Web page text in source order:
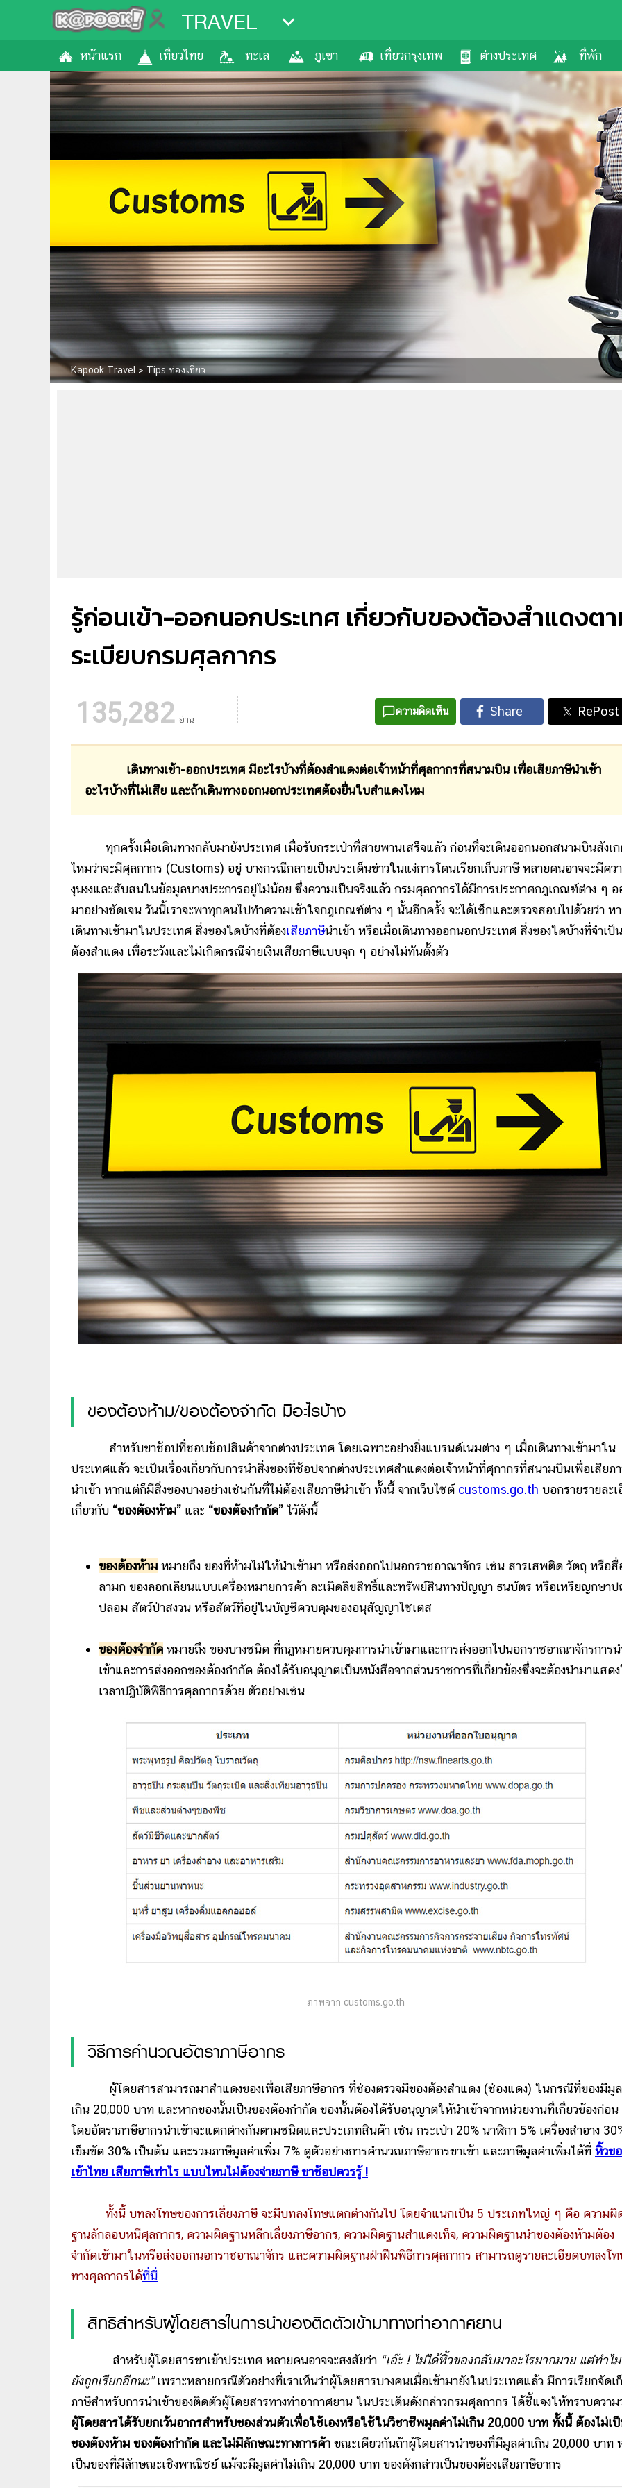
TRAVEL
หน้าแรก เที่ยวไทย ทะเล ภูเขา เที่ยวกรุงเทพ ต่างประเทศ ที่พัก
Kapook Travel > Tips ท่องเที่ยว
รู้ก่อนเข้า-ออกนอกประเทศ เกี่ยวกับของต้องสำแดงต
ระเบียบกรมศุลกากร
135,282 อ่าน
ความคิดเห็น
เดินทางเข้า-ออกประเทศ มีอะไรบ้างที่ต้องสำแดงต่อเจ้าหน้าที่ศุลกากรที่สนามบิน เพื่อเสียภาษีนำเข้า
อะไรบ้างที่ไม่เสีย และถ้าเดินทางออกนอกประเทศต้องยื่นใบสำแดงไหม
ทุกครั้งเมื่อเดินทางกลับมายังประเทศ เมื่อรับกระเป๋าที่สายพานเสร็จแล้ว ก่อนที่จะเดินออกนอกสนามบินสังเ
ไหมว่าจะมีศุลกากร (Customs) อยู่ บางกรณีกลายเป็นประเด็นข่าวในแง่การโดนเรียกเก็บภาษี หลายคนอาจจะมีคว
งุนงงและสับสนในข้อมูลบางประการอยู่ไม่น้อย ซึ่งความเป็นจริงแล้ว กรมศุลกากรได้มีการประกาศกฎเกณฑ์ต่าง ๆ อ
มาอย่างชัดเจน วันนี้เราจะพาทุกคนไปทำความเข้าใจกฎเกณฑ์ต่าง ๆ นั้นอีกครั้ง จะได้เช็กและตรวจสอบไปด้วยว่า ห
เดินทางเข้ามาในประเทศ สิ่งของใดบ้างที่ต้องเสียภาษีนำเข้า หรือเมื่อเดินทางออกนอกประเทศ สิ่งของใดบ้างที่จำเป็น
ต้องสำแดง เพื่อระวังและไม่เกิดกรณีจ่ายเงินเสียภาษีแบบจุก ๆ อย่างไม่ทันตั้งตัว
ของต้องห้าม/ของต้องจำกัด มีอะไรบ้าง
สำหรับขาช้อปที่ชอบช้อปสินค้าจากต่างประเทศ โดยเฉพาะอย่างยิ่งแบรนด์เนมต่าง ๆ เมื่อเดินทางเข้ามาใน
ประเทศแล้ว จะเป็นเรื่องเกี่ยวกับการนำสิ่งของที่ช้อปจากต่างประเทศสำแดงต่อเจ้าหน้าที่ศุกากรที่สนามบินเพื่อเสียภ
นำเข้า หากแต่ก็มีสิ่งของบางอย่างเช่นกันที่ไม่ต้องเสียภาษีนำเข้า ทั้งนี้ จากเว็บไซต์ customs.go.th บอกรายรายละ
เกี่ยวกับ “ของต้องห้าม” และ “ของต้องกำกัด” ไว้ดังนี้
ของต้องห้าม หมายถึง ของที่ห้ามไม่ให้นำเข้ามา หรือส่งออกไปนอกราชอาณาจักร เช่น สารเสพติด วัตถุ หรือสื่
ลามก ของลอกเลียนแบบเครื่องหมายการค้า ละเมิดลิขสิทธิ์และทรัพย์สินทางปัญญา ธนบัตร หรือเหรียญกษา
ปลอม สัตว์ป่าสงวน หรือสัตว์ที่อยู่ในบัญชีควบคุมของอนุสัญญาไซเตส
ของต้องจำกัด หมายถึง ของบางชนิด ที่กฎหมายควบคุมการนำเข้ามาและการส่งออกไปนอกราชอาณาจักรการน
เข้าและการส่งออกของต้องกำกัด ต้องได้รับอนุญาตเป็นหนังสือจากส่วนราชการที่เกี่ยวข้องซึ่งจะต้องนำมาแสด
เวลาปฏิบัติพิธีการศุลกากรด้วย ตัวอย่างเช่น
ภาพจาก customs.go.th
วิธีการคำนวณอัตราภาษีอากร
ผู้โดยสารสามารถมาสำแดงของเพื่อเสียภาษีอากร ที่ช่องตรวจมีของต้องสำแดง (ช่องแดง) ในกรณีที่ของมีมู
เกิน 20,000 บาท และหากของนั้นเป็นของต้องกำกัด ของนั้นต้องได้รับอนุญาตให้นำเข้าจากหน่วยงานที่เกี่ยวข้องก่อน
โดยอัตราภาษีอากรนำเข้าจะแตกต่างกันตามชนิดและประเภทสินค้า เช่น กระเป๋า 20% นาฬิกา 5% เครื่องสำอาง
เข็มขัด 30% เป็นต้น และรวมภาษีมูลค่าเพิ่ม 7% ดูตัวอย่างการคำนวณภาษีอากรขาเข้า และภาษีมูลค่าเพิ่มได้ที่ หิ้วข
เข้าไทย เสียภาษีเท่าไร แบบไหนไม่ต้องจ่ายภาษี ขาช้อปควรรู้ !
ทั้งนี้ บทลงโทษของการเลี่ยงภาษี จะมีบทลงโทษแตกต่างกันไป โดยจำแนกเป็น 5 ประเภทใหญ่ ๆ คือ ความผิ
ฐานลักลอบหนีศุลกากร, ความผิดฐานหลีกเลี่ยงภาษีอากร, ความผิดฐานสำแดงเท็จ, ความผิดฐานนำของต้องห้ามต้อง
จำกัดเข้ามาในหรือส่งออกนอกราชอาณาจักร และความผิดฐานฝ่าฝืนพิธีการศุลกากร สามารถดูรายละเอียดบทลงโ
ทางศุลกากรได้ที่นี่
สิทธิสำหรับผู้โดยสารในการนำของติดตัวเข้ามาทางท่าอากาศยาน
สำหรับผู้โดยสารขาเข้าประเทศ หลายคนอาจจะสงสัยว่า “เอ๊ะ ! ไม่ได้หิ้วของกลับมาอะไรมากมาย แต่ทำไ
ยังถูกเรียกอีกนะ”เพราะหลายกรณีตัวอย่างที่เราเห็นว่าผู้โดยสารบางคนเมื่อเข้ามายังในประเทศแล้ว มีการเรียกจัดเ
ภาษีสำหรับการนำเข้าของติดตัวผู้โดยสารทางท่าอากาศยาน ในประเด็นดังกล่าวกรมศุลกากร ได้ชี้แจงให้ทราบความ
ผู้โดยสารได้รับยกเว้นอากรสำหรับของส่วนตัวเพื่อใช้เองหรือใช้ในวิชาชีพมูลค่าไม่เกิน 20,000 บาท ทั้งนี้ ต้องไม่เ
ของต้องห้าม ของต้องกำกัด และไม่มีลักษณะทางการค้า ขณะเดียวกันถ้าผู้โดยสารนำของที่มีมูลค่าเกิน 20,000 บาท
เป็นของที่มีลักษณะเชิงพาณิชย์ แม้จะมีมูลค่าไม่เกิน 20,000 บาท ของดังกล่าวเป็นของต้องเสียภาษีอากร